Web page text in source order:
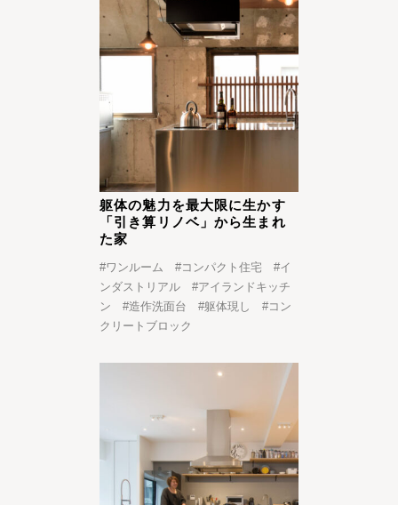
躯体の魅力を最大限に生かす
「引き算リノベ」から生まれ
た家
#ワンルーム #コンパクト住宅 #イ
ンダストリアル
#アイランドキッチ
ン
#造作洗面台 #躯体現し #コン
クリートブロック